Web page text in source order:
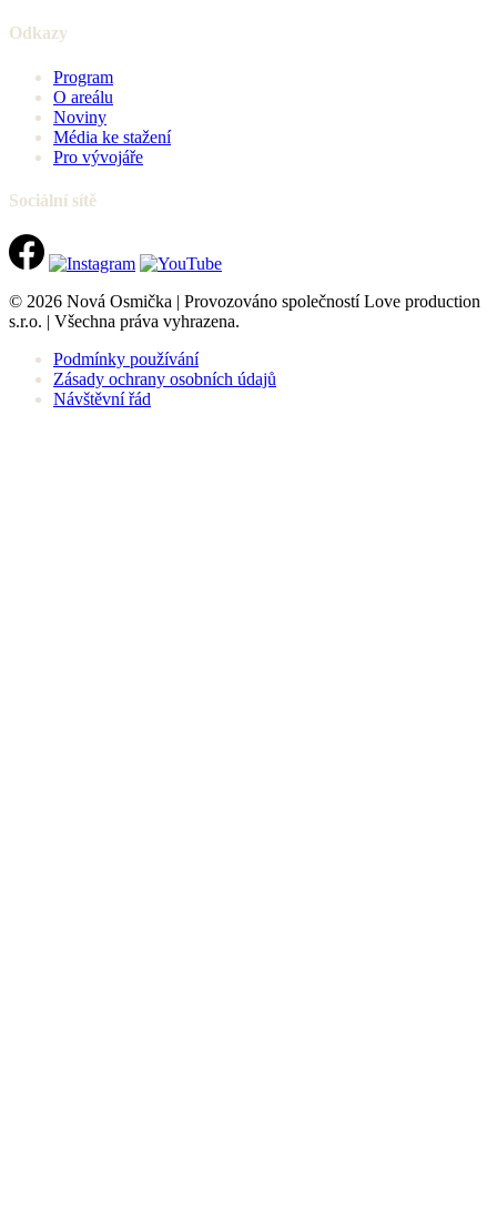
Odkazy
Program
O areálu
Noviny
Média ke stažení
Pro vývojáře
Sociální sítě
© 2026 Nová Osmička | Provozováno společností Love production
s.r.o. | Všechna práva vyhrazena.
Podmínky používání
Zásady ochrany osobních údajů
Návštěvní řád